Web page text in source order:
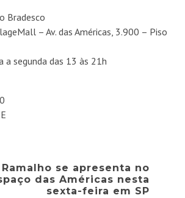
Bradesco
– Av. das Américas, 3.900 – Piso
a segunda das 13 às 21h
se apresenta no
das Américas nesta
sexta-feira em SP